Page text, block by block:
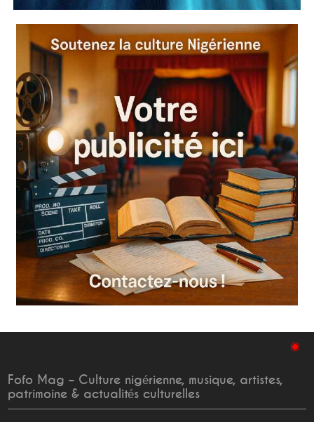
◉
Fofo Mag – Culture nigérienne, musique, artistes,
patrimoine & actualités culturelles